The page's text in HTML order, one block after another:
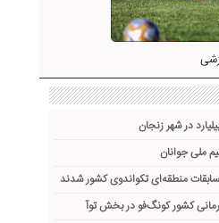
در شهر زنجان
ملی جوانان
منطقه‌ای تکواندوی کشور شدند
کشور کونگ‌فو در بخش توآ